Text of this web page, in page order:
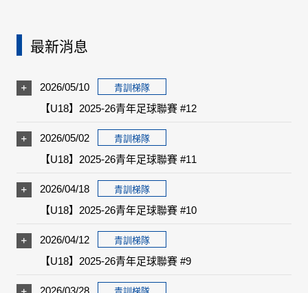
最新消息
2026/05/10 青訓梯隊
【U18】2025-26青年足球聯賽 #12
2026/05/02 青訓梯隊
【U18】2025-26青年足球聯賽 #11
2026/04/18 青訓梯隊
【U18】2025-26青年足球聯賽 #10
2026/04/12 青訓梯隊
【U18】2025-26青年足球聯賽 #9